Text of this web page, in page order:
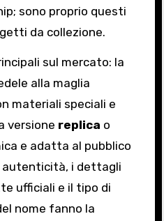
sono proprio questi
da collezione.
sul mercato: la
alla maglia
materiali speciali e
versione replica o
e adatta al pubblico
autenticità, i dettagli
ufficiali e il tipo di
nome fanno la